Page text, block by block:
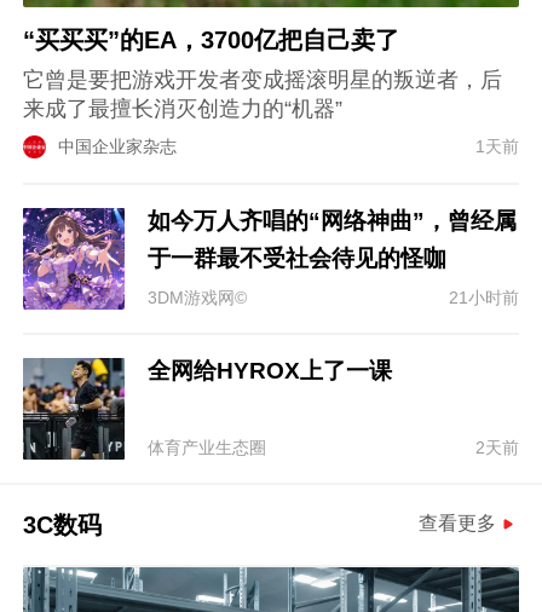
“买买买”的EA，3700亿把自己卖了
它曾是要把游戏开发者变成摇滚明星的叛逆者，后
来成了最擅长消灭创造力的“机器”
中国企业家杂志 1天前
如今万人齐唱的“网络神曲”，曾经属
于一群最不受社会待见的怪咖
3DM游戏网© 21小时前
全网给HYROX上了一课
体育产业生态圈 2天前
3C数码 查看更多